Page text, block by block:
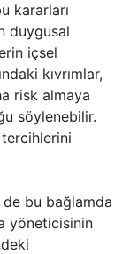
kararları
duygusal
içsel
kıvrımlar,
risk almaya
söylenebilir.
tercihlerini
bu bağlamda
yöneticisinin